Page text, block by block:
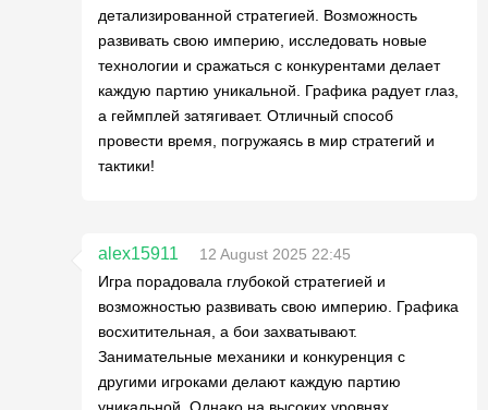
детализированной стратегией. Возможность
развивать свою империю, исследовать новые
технологии и сражаться с конкурентами делает
каждую партию уникальной. Графика радует глаз,
а геймплей затягивает. Отличный способ
провести время, погружаясь в мир стратегий и
тактики!
alex15911
12 August 2025 22:45
Игра порадовала глубокой стратегией и
возможностью развивать свою империю. Графика
восхитительная, а бои захватывают.
Занимательные механики и конкуренция с
другими игроками делают каждую партию